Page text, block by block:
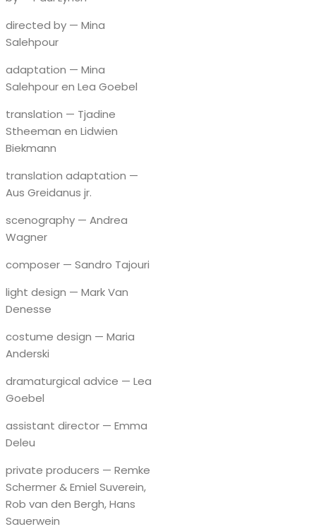
directed by — Mina
Salehpour
adaptation — Mina
Salehpour en Lea Goebel
translation — Tjadine
Stheeman en Lidwien
Biekmann
translation adaptation —
Aus Greidanus jr.
scenography — Andrea
Wagner
composer — Sandro Tajouri
light design — Mark Van
Denesse
costume design — Maria
Anderski
dramaturgical advice — Lea
Goebel
assistant director — Emma
Deleu
private producers — Remke
Schermer & Emiel Suverein,
Rob van den Bergh, Hans
Sauerwein